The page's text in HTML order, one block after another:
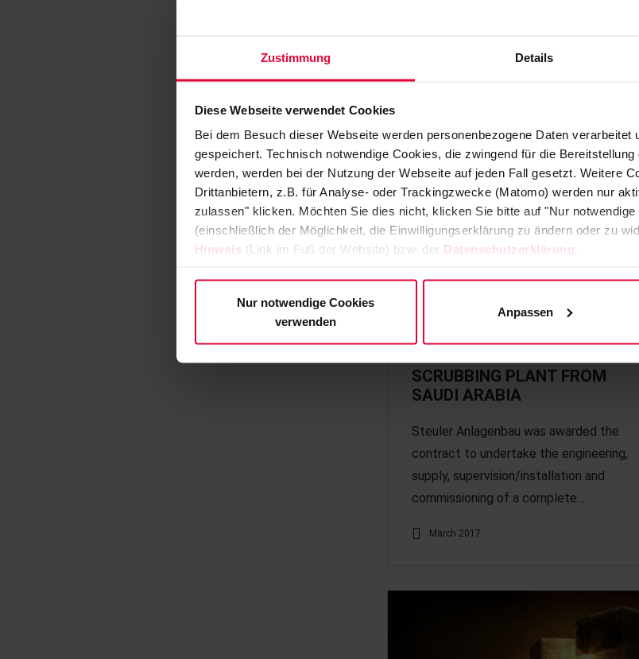
Zustimmung Details
Diese Webseite verwendet Cookies
Bei dem Besuch dieser Webseite werden personenbezogene Daten verarbeitet
gespeichert. Technisch notwendige Cookies, die zwingend für die
werden, werden bei der Nutzung der Webseite auf jeden Fall gesetzt. Weitere
Drittanbietern, z.B. für Analyse- oder Trackingzwecke (Matomo) werden nur
zulassen" klicken. Möchten Sie dies nicht, klicken Sie bitte auf "Nur
(einschließlich der Möglichkeit, die Einwilligungserklärung zu ändern oder zu
Hinweis (Link im Fuß der Website) bzw. der Datenschutzerklärung
Nur notwendige Cookies
verwenden
Anpassen
SCRUBBING PLANT FROM
SAUDI ARABIA
Steuler Anlagenbau was awarded the
contract to undertake the engineering,
supply, supervision/installation and
commissioning of a complete…
March 2017